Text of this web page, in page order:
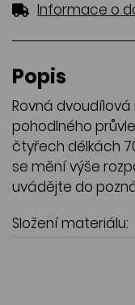
Informace o
Popis
Rovná
pohodlného
čtyřech délkách
se mění výše
uvádějte do
Složení materiálu: